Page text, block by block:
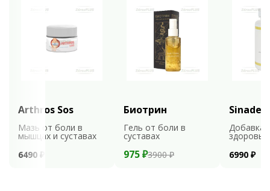
Arthros Sos
Мазь от боли в
мышцах и суставах
6490 ₽
Биотрин
Гель от боли в
суставах
975 ₽3900 ₽
Sinaden
Добавка
здоровья
6990 ₽